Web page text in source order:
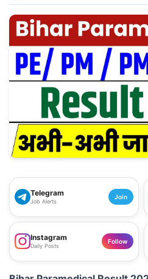
Telegram
Job Alerts
Join
Instagram
Daily Posts
Follow